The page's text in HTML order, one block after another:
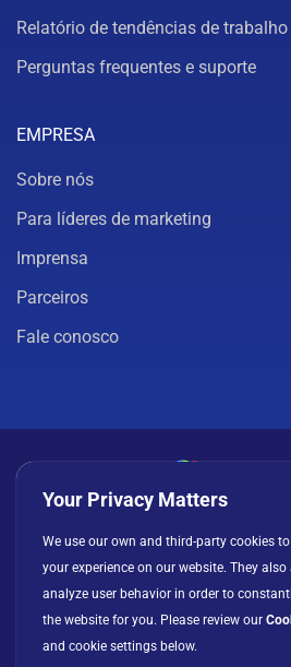
Relatório de tendências de
Perguntas frequentes e suporte
EMPRESA
Sobre nós
Para líderes de marketing
Imprensa
Parceiros
Fale conosco
Política de privacidade
Contrato de licença
Your Privacy Matters
We use our own and third-party cookies
your experience on our website. They
analyze user behavior in order to
the website for you. Please review our
and cookie settings below.